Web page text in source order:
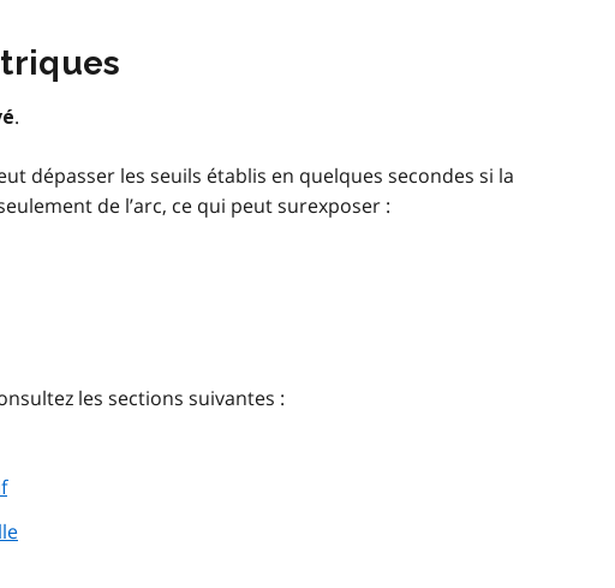
.
dépasser les seuils établis en quelques secondes si la
de l’arc, ce qui peut surexposer :
les sections suivantes :